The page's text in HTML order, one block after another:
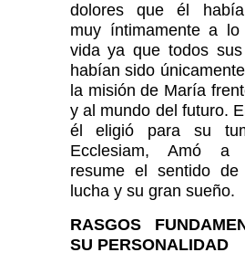
dolores que él había
muy íntimamente a
vida ya que todos sus
habían sido
la misión de María
y al mundo del futuro.
él eligió para su
Ecclesiam, Amó a
resume el sentido
lucha y su gran sueño.
RASGOS
SU PERSONALIDAD